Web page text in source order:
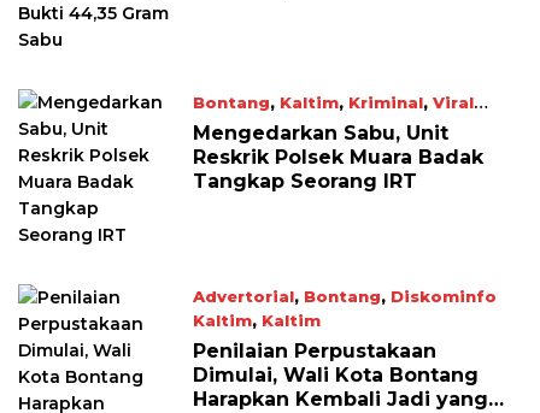
Bontang, Kaltim, Kriminal, Viral
October 3, 2022
Mengedarkan Sabu, Unit
Reskrik Polsek Muara Badak
Tangkap Seorang IRT
Advertorial, Bontang, Diskominfo
Kaltim, Kaltim
August 16, 2022
Penilaian Perpustakaan
Dimulai, Wali Kota Bontang
Harapkan Kembali Jadi yang